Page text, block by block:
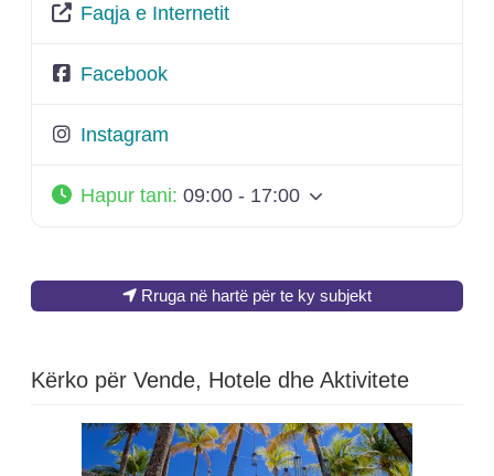
Faqja e Internetit
Facebook
Instagram
Hapur tani: 09:00 - 17:00
Rruga në hartë për te ky subjekt
Kërko për Vende, Hotele dhe Aktivitete